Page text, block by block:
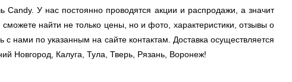
Candy. У нас постоянно проводятся акции и распродажи, а значит
найти не только цены, но и фото, характеристики, отзывы о
с нами по указанным на сайте контактам. Доставка осуществляется
Новгород, Калуга, Тула, Тверь, Рязань, Воронеж!